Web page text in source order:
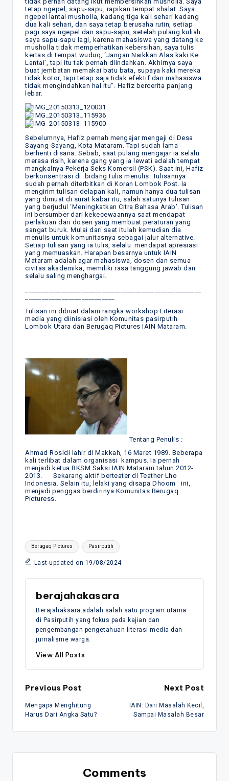
tetap ngepel, sapu-sapu, rapikan tempat shalat. Saya
ngepel lantai musholla, kadang tiga kali sehari kadang
dua kali sehari, dan saya tetap berusaha rutin, setiap
pagi saya ngepel dan sapu-sapu, setelah pulang kuliah
saya sapu-sapu lagi, karena mahasiswa yang datang ke
musholla tidak memperhatikan kebersihan, saya tulis
kertas di tempat wuduq, ‘Jangan Naikkan Alas kaki Ke
Lantai’, tapi itu tak pernah diindahkan. Akhirnya saya
buat jembatan memakai batu bata, supaya kaki mereka
tidak kotor, tapi tetap saja tidak efektif dan mahasiswa
tidak mengindahkan hal itu”. Hafiz bercerita panjang
lebar.
Sebelumnya, Hafiz pernah mengajar mengaji di Desa
Sayang-Sayang, Kota Mataram. Tapi sudah lama
berhenti disana. Sebab, saat pulang mengajar ia selalu
merasa risih, karena gang yang ia lewati adalah tempat
mangkalnya Pekerja Seks Komersil (PSK). Saat ini, Hafiz
berkonsentrasi di bidang tulis menulis. Tulisannya
sudah pernah diterbitkan di Koran Lombok Post. Ia
mengirim tulisan delapan kali, namun hanya dua tulisan
yang dimuat di surat kabar itu, salah satunya tulisan
yang berjudul ‘Meningkatkan Citra Bahasa Arab’. Tulisan
ini bersumber dari kekecewaannya saat mendapat
perlakuan dari dosen yang membuat peraturan yang
sangat buruk. Mulai dari saat itulah kemudian dia
menulis untuk komunitasnya sebagai jalur alternative.
Setiap tulisan yang ia tulis, selalu mendapat apresiasi
yang memuaskan. Harapan besarnya untuk IAIN
Mataram adalah agar mahasiswa, dosen dan semua
civitas akademika, memiliki rasa tanggung jawab dan
selalu saling menghargai.
Tulisan ini dibuat dalam rangka workshop Literasi
media yang diinisiasi oleh Komunitas pasirputih
Lombok Utara dan Berugaq Pictures IAIN Mataram.
Tentang Penulis :
Ahmad Rosidi lahir di Makkah, 16 Maret 1989. Beberapa
kali terlibat dalam organisasi kampus. Ia pernah
menjadi ketua BKSM Saksi IAIN Mataram tahun 2012-
2013. Sekarang aktif berteater di Teather Lho
Indonesia. Selain itu, lelaki yang disapa Dhoom ini,
menjadi penggas berdirinya Komunitas Berugaq
Picturess.
Tags:
Berugaq Pictures Pasirputih
Last updated on 19/08/2024
berajahakasara
Berajahaksara adalah salah satu program utama
di Pasirputih yang fokus pada kajian dan
pengembangan pengetahuan literasi media dan
jurnalisme warga.
View All Posts
Post
navigation
Previous Post
Mengapa Menghitung
Harus Dari Angka Satu?
Next Post
IAIN: Dari Masalah Kecil,
Sampai Masalah Besar
Comments